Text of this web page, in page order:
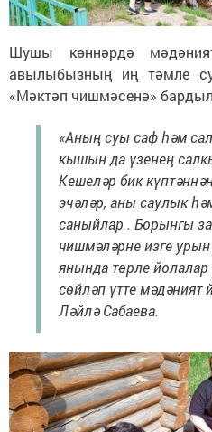
Шушы көннәрдә
авылыбызның иң тәмле
«Мәктәп чишмәсенә»
«Аның суы саф һәм
кышын да үзенең
Кешеләр бик
эчәләр, аны саулык
саныйлар . Борынгы
чишмәләрне изге
янында төрле
сөйләп үтте мәдәният
Ләйлә Сабаева.